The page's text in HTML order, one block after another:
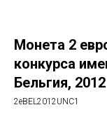
Монета 2
конкурса
Бельгия, 2012
2eBEL2012UNC1